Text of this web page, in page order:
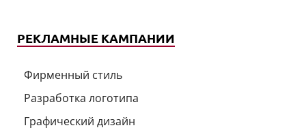
РЕКЛАМНЫЕ КАМПАНИИ
Фирменный стиль
Разработка логотипа
Графический дизайн